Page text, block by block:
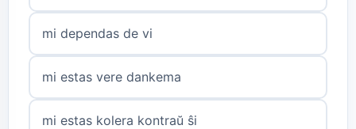
mi dependas de vi
mi estas vere dankema
mi estas kolera kontraŭ ŝi